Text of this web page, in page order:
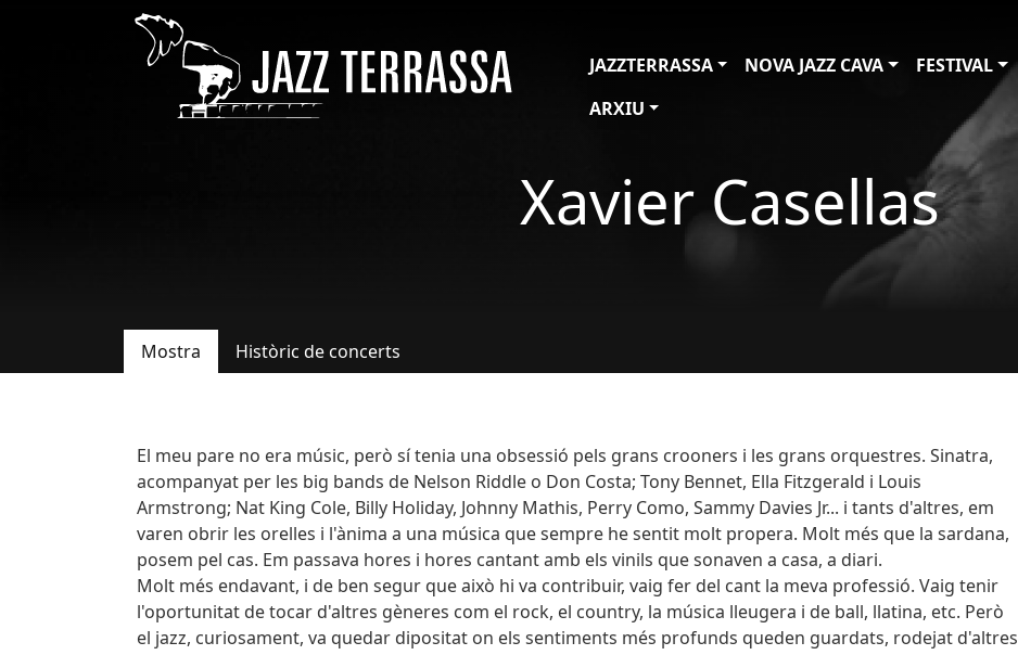
JAZZTERRASSA
NOVA JAZZ CAVA FESTIVAL
ARXIU
Xavier Casellas
Pestanyes primàries
Mostra Històric de concerts
Bio
El meu pare no era músic, però sí tenia una obsessió pels grans crooners i les grans orquestres. Sinatra,
acompanyat per les big bands de Nelson Riddle o Don Costa; Tony Bennet, Ella Fitzgerald i Louis
Armstrong; Nat King Cole, Billy Holiday, Johnny Mathis, Perry Como, Sammy Davies Jr... i tants d'altres, em
varen obrir les orelles i l'ànima a una música que sempre he sentit molt propera. Molt més que la sardana,
posem pel cas. Em passava hores i hores cantant amb els vinils que sonaven a casa, a diari.
Molt més endavant, i de ben segur que això hi va contribuir, vaig fer del cant la meva professió. Vaig tenir
l'oportunitat de tocar d'altres gèneres com el rock, el country, la música lleugera i de ball, llatina, etc. Però
el jazz, curiosament, va quedar dipositat on els sentiments més profunds queden guardats, rodejat d'altres